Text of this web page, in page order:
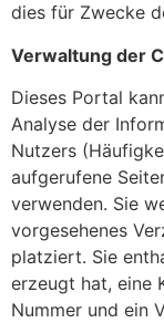
dies für Zwecke
Verwaltung der
Dieses Portal
Analyse der
Nutzers
aufgerufene
verwenden. Sie
vorgesehenes
platziert. Sie
erzeugt hat, eine
Nummer und ein